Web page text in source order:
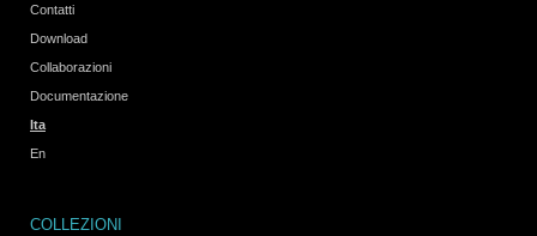
Contatti
Download
Collaborazioni
Documentazione
Ita
En
COLLEZIONI